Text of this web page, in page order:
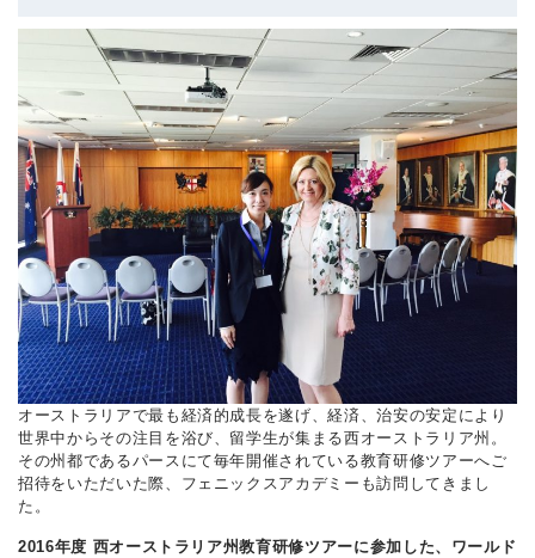
オーストラリアで最も経済的成長を遂げ、経済、治安の安定により
世界中からその注目を浴び、留学生が集まる西オーストラリア州。
その州都であるパースにて毎年開催されている教育研修ツアーへご
招待をいただいた際、フェニックスアカデミーも訪問してきまし
た。
2016年度 西オーストラリア州教育研修ツアーに参加した、ワールド